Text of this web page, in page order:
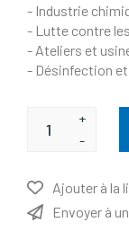
- Industrie
- Lutte contre
- Ateliers et
- Désinfection
+
-
Ajouter à la
Envoyer à